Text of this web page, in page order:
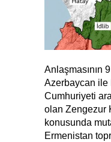
Anlaşmasının
Azerbaycan ile
Cumhuriyeti
olan Zengezur
konusunda
Ermenistan